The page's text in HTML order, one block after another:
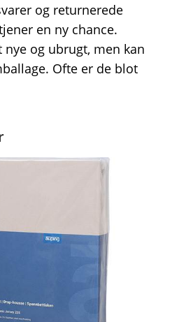
og returnerede
en ny chance.
og ubrugt, men kan
Ofte er de blot